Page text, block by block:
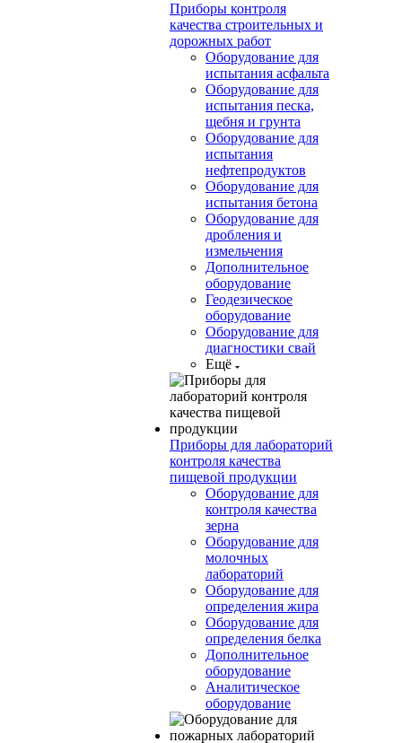
Приборы контроля
качества строительных и
дорожных работ
Оборудование для
испытания асфальта
Оборудование для
испытания песка,
щебня и грунта
Оборудование для
испытания
нефтепродуктов
Оборудование для
испытания бетона
Оборудование для
дробления и
измельчения
Дополнительное
оборудование
Геодезическое
оборудование
Оборудование для
диагностики свай
Ещё
Приборы для лабораторий
контроля качества
пищевой продукции
Оборудование для
контроля качества
зерна
Оборудование для
молочных
лабораторий
Оборудование для
определения жира
Оборудование для
определения белка
Дополнительное
оборудование
Аналитическое
оборудование